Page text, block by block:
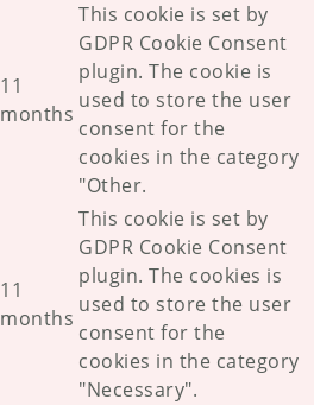
11
months
This cookie is set by
GDPR Cookie Consent
plugin. The cookie is
used to store the user
consent for the
cookies in the category
"Other.
11
months
This cookie is set by
GDPR Cookie Consent
plugin. The cookies is
used to store the user
consent for the
cookies in the category
"Necessary".